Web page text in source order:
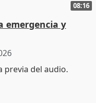
08:16
emergencia y